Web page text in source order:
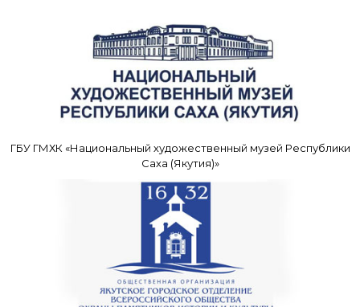
ГБУ ГМХК «Национальный художественный музей Республики
Саха (Якутия)»